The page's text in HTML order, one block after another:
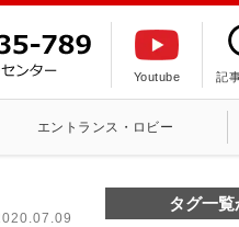
Youtube 記
エントランス・ロビー
タグ一